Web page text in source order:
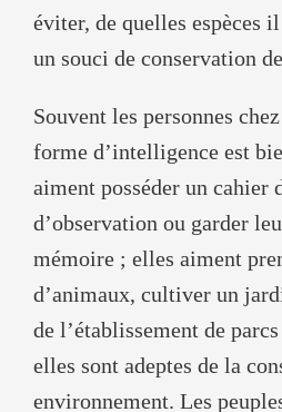
éviter, de quelles espèces
un souci de conservation
Souvent les personnes
forme d’intelligence est
aiment posséder un cahier
d’observation ou garder
mémoire ; elles aiment
d’animaux, cultiver un
de l’établissement de
elles sont adeptes de la
environnement. Les